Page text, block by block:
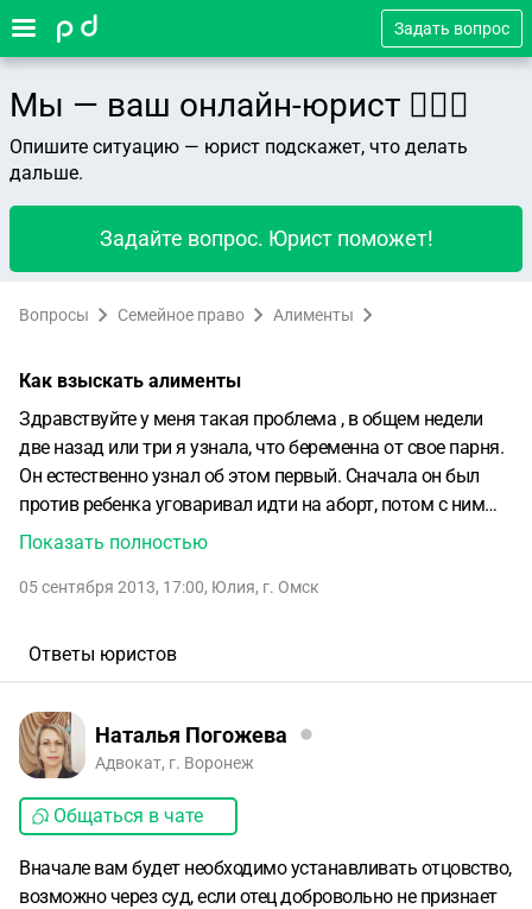
Задать вопрос
Мы — ваш онлайн-юрист 👨🏻‍⚖️
Опишите ситуацию — юрист подскажет, что делать
дальше.
Задайте вопрос. Юрист поможет!
Вопросы Семейное право Алименты
Как взыскать алименты
Здравствуйте у меня такая проблема , в общем недели
две назад или три я узнала, что беременна от свое парня.
Он естественно узнал об этом первый. Сначала он был
против ребенка уговаривал идти на аборт, потом с ним
сели поговорили решили будем рожать. Я естественно
приезжает со своей мамой к моим родителям и его мама
моих родителей уговорить меня сделать аборт. В итоге
официальном браке. И вот в чем мой вопрос , скажите
пожалуйста на что может в этом случае претендовать
алименты нужно будет собирать????
Показать полностью
05 сентября 2013, 17:00, Юлия, г. Омск
Ответы юристов
Наталья Погожева
Адвокат, г. Воронеж
Общаться в чате
Вначале вам будет необходимо устанавливать отцовство,
возможно через суд, если отец добровольно не признает